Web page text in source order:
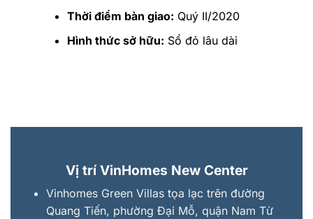
Thời điểm bàn giao: Quý II/2020
Hình thức sở hữu: Sổ đỏ lâu dài
Vị trí VinHomes New Center
Vinhomes Green Villas tọa lạc trên đường
Quang Tiến, phường Đại Mỗ, quận Nam Từ